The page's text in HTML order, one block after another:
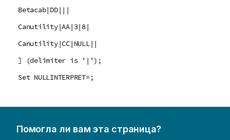
Betacab|DD|||
Canutility|AA|3|8|
Canutility|CC|NULL||
] (delimiter is '|');
Set NULLINTERPRET=;
Помогла ли вам эта страница?